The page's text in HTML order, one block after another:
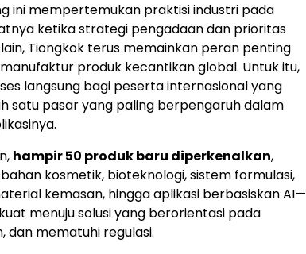
ini mempertemukan praktisi industri pada
ketika strategi pengadaan dan prioritas
lain, Tiongkok terus memainkan peran penting
produk kecantikan global. Untuk itu,
langsung bagi peserta internasional yang
satu pasar yang paling berpengaruh dalam
hampir 50 produk baru diperkenalkan,
kosmetik, bioteknologi, sistem formulasi,
kemasan, hingga aplikasi berbasiskan AI—
menuju solusi yang berorientasi pada
dan mematuhi regulasi.